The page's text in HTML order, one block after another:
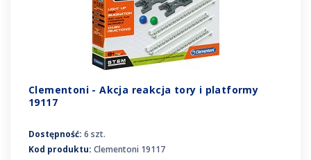
Clementoni - Akcja reakcja tory i platformy
19117
Dostępność: 6 szt.
Kod produktu: Clementoni 19117